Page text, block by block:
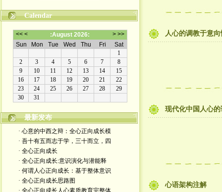
Calendar
最新发布
· 心意的中西之辩：全心正向成长模
· 吾十有五而志于学，三十而立，四
· 全心正向成长
· 全心正向成长:意识演化与潜能释
· 何谓人心正向成长：基于整体意识
· 全心正向成长思路图
· 全心正向成长人心素质教育完整体
人心的调教于意
现代化中国人心
心语架构注解